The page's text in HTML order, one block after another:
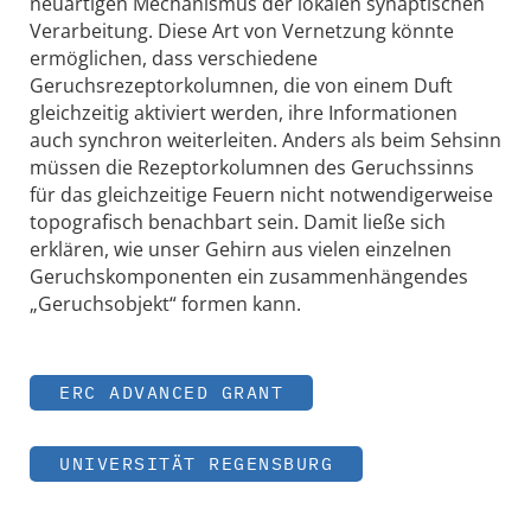
Verarbeitung. Diese Art von Vernetzung könnte
ermöglichen, dass verschiedene
Geruchsrezeptorkolumnen, die von einem Duft
gleichzeitig aktiviert werden, ihre Informationen
auch synchron weiterleiten. Anders als beim Sehsinn
müssen die Rezeptorkolumnen des Geruchssinns
für das gleichzeitige Feuern nicht notwendigerweise
topografisch benachbart sein. Damit ließe sich
erklären, wie unser Gehirn aus vielen einzelnen
Geruchskomponenten ein zusammenhängendes
„Geruchsobjekt“ formen kann.
ERC ADVANCED GRANT
UNIVERSITÄT REGENSBURG